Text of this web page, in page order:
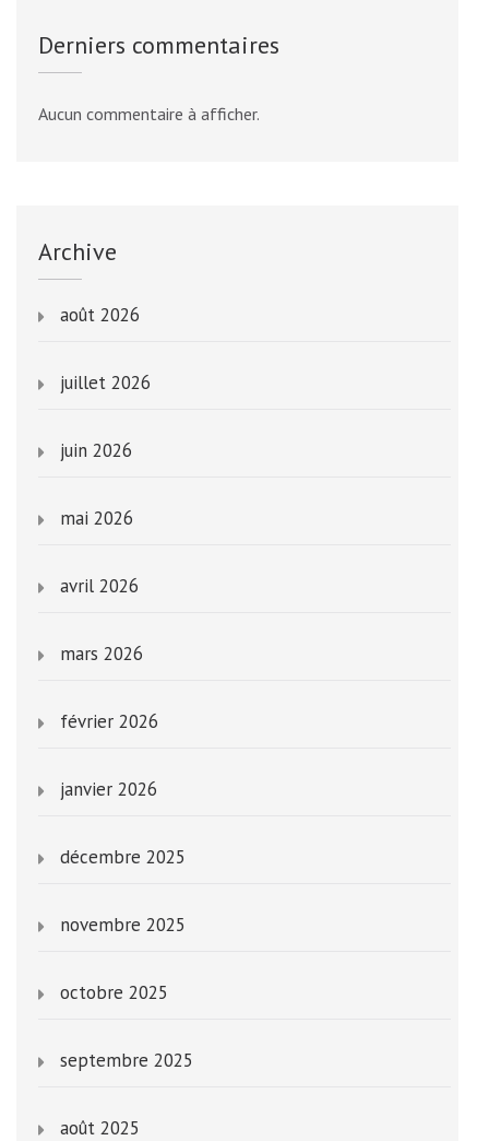
Derniers commentaires
Aucun commentaire à afficher.
Archive
août 2026
juillet 2026
juin 2026
mai 2026
avril 2026
mars 2026
février 2026
janvier 2026
décembre 2025
novembre 2025
octobre 2025
septembre 2025
août 2025